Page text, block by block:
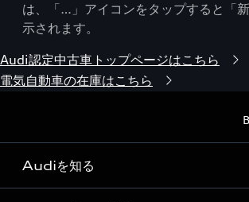
は、「…」アイコンをタップすると「
示されます。
Audi認定中古車トップページはこちら
電気自動車の在庫はこちら
Audiを知る